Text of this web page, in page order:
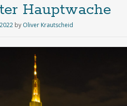
Hauptwache
by Oliver Krautscheid